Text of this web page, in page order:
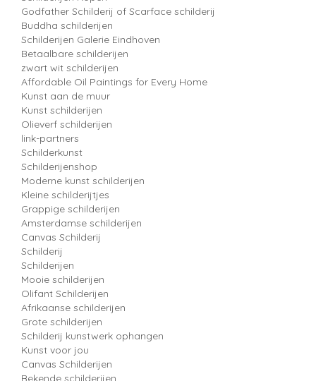
Godfather Schilderij of Scarface schilderij
Buddha schilderijen
Schilderijen Galerie Eindhoven
Betaalbare schilderijen
zwart wit schilderijen
Affordable Oil Paintings for Every Home
Kunst aan de muur
Kunst schilderijen
Olieverf schilderijen
link-partners
Schilderkunst
Schilderijenshop
Moderne kunst schilderijen
Kleine schilderijtjes
Grappige schilderijen
Amsterdamse schilderijen
Canvas Schilderij
Schilderij
Schilderijen
Mooie schilderijen
Olifant Schilderijen
Afrikaanse schilderijen
Grote schilderijen
Schilderij kunstwerk ophangen
Kunst voor jou
Canvas Schilderijen
Bekende schilderijen